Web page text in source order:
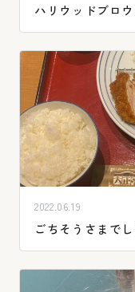
ハリウッドブロ
2022.06.19
ごちそうさまで